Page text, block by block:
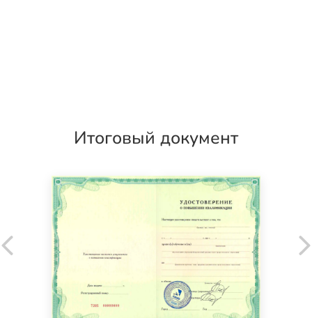
Итоговый документ